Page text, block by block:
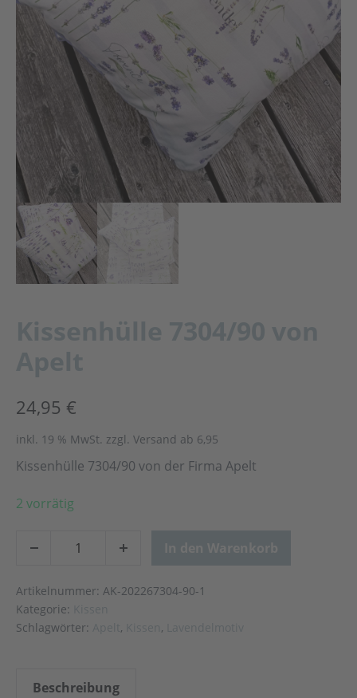
24,95 €
inkl. 19 % MwSt. zzgl. Versand ab 6,95
Kissenhülle 7304/90 von der Firma Apelt
2 vorrätig
Artikelnummer: AK-202267304-90-1
Kategorie:
Schlagwörter:
, ,
Beschreibung